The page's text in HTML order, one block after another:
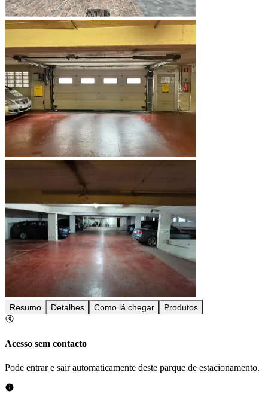
Resumo Detalhes Como lá chegar Produtos
Acesso sem contacto
Pode entrar e sair automaticamente deste parque de estacionamento.